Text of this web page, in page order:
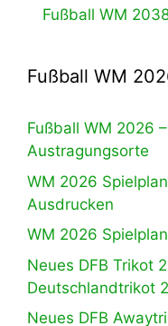
Fußball WM
Fußball WM
Fußball WM 2026
Austragungsorte
WM 2026
Ausdrucken
WM 2026
Neues DFB Trikot
Deutschlandtrikot
Neues DFB